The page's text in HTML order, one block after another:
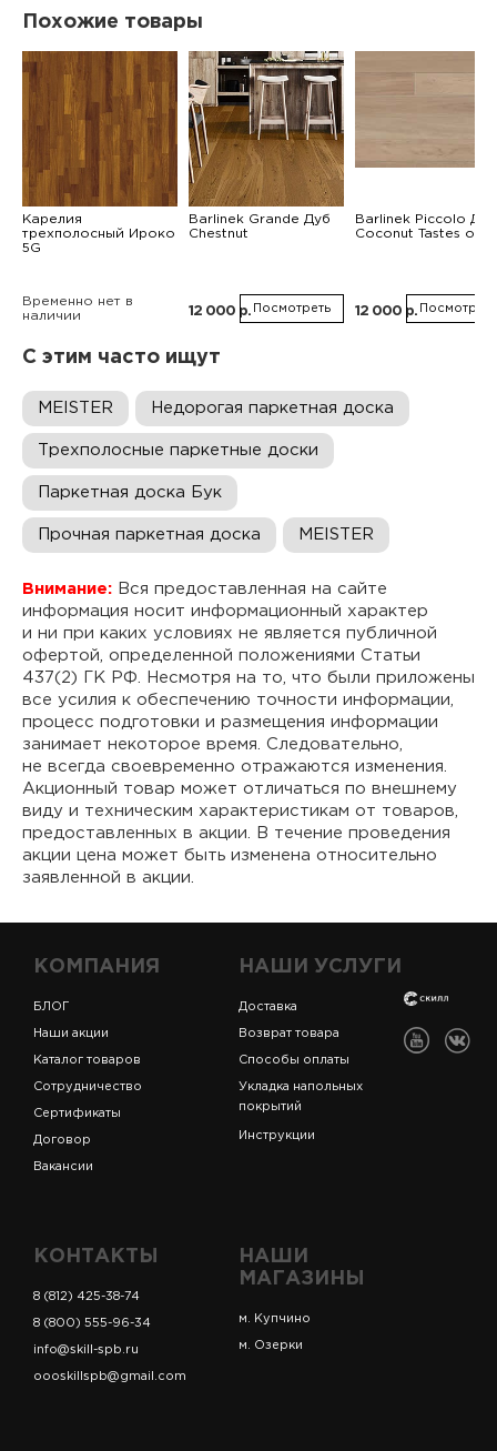
Похожие товары
Карелия
трехполосный Ироко
5G
Временно нет в
наличии
Barlinek Grande Дуб
Chestnut
12 000 р. Посмотреть
Barlinek Piccolo Дуб
Coconut Tastes of
12 000 р. Посмотреть
С этим часто ищут
MEISTER Недорогая паркетная доска
Трехполосные паркетные доски
Паркетная доска Бук
Прочная паркетная доска MEISTER
Внимание: Вся предоставленная на сайте
информация носит информационный характер
и ни при каких условиях не является публичной
офертой, определенной положениями Статьи
437(2) ГК РФ. Несмотря на то, что были приложены
все усилия к обеспечению точности информации,
процесс подготовки и размещения информации
занимает некоторое время. Следовательно,
не всегда своевременно отражаются изменения.
Акционный товар может отличаться по внешнему
виду и техническим характеристикам от товаров,
предоставленных в акции. В течение проведения
акции цена может быть изменена относительно
заявленной в акции.
КОМПАНИЯ
БЛОГ
Наши акции
Каталог товаров
Сотрудничество
Сертификаты
Договор
Вакансии
НАШИ УСЛУГИ
Доставка
Возврат товара
Способы оплаты
Укладка напольных
покрытий
Инструкции
КОНТАКТЫ
8 (812) 425-38-74
8 (800) 555-96-34
info@skill-spb.ru
oooskillspb@gmail.com
НАШИ
МАГАЗИНЫ
м. Купчино
м. Озерки